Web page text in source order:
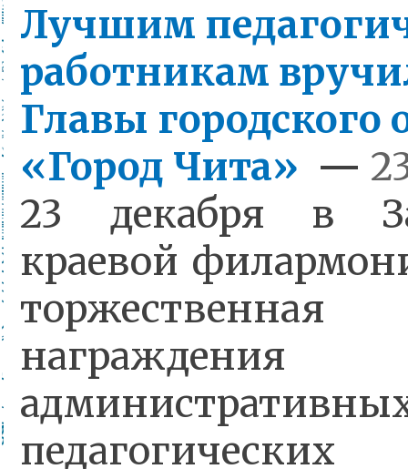
Лучшим
работникам
Главы городского
«Город Чита» —
23 декабря в
краевой